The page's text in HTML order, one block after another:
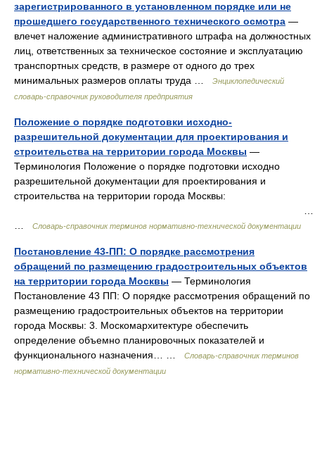
зарегистрированного в установленном порядке или не
прошедшего государственного технического осмотра —
влечет наложение административного штрафа на должностных
лиц, ответственных за техническое состояние и эксплуатацию
транспортных средств, в размере от одного до трех
минимальных размеров оплаты труда …
Энциклопедический
словарь-справочник руководителя предприятия
Положение о порядке подготовки исходно-
разрешительной документации для проектирования и
строительства на территории города Москвы —
Терминология Положение о порядке подготовки исходно
разрешительной документации для проектирования и
строительства на территории города Москвы:
Словарь-справочник терминов нормативно-технической документации
Постановление 43-ПП: О порядке рассмотрения
обращений по размещению градостроительных объектов
на территории города Москвы — Терминология
Постановление 43 ПП: О порядке рассмотрения обращений по
размещению градостроительных объектов на территории
города Москвы: 3. Москомархитектуре обеспечить
определение объемно планировочных показателей и
функционального назначения… …
Словарь-справочник терминов
нормативно-технической документации